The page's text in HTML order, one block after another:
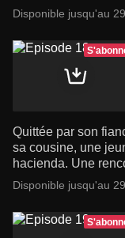
Disponible jusqu'au
Quittée par son
sa cousine, une
hacienda. Une
Disponible jusqu'au